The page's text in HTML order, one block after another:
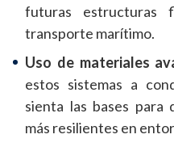
futuras estructuras
transporte marítimo.
Uso de materiales
estos sistemas a
sienta las bases para
más resilientes en